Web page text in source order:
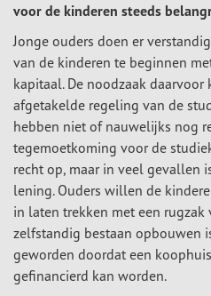
voor de kinderen steeds
Jonge ouders doen er
van de kinderen te beginnen
kapitaal. De noodzaak
afgetakelde regeling van de
hebben niet of nauwelijks nog
tegemoetkoming voor de
recht op, maar in veel gevallen
lening. Ouders willen de
in laten trekken met een rugzak
zelfstandig bestaan opbouwen
geworden doordat een
gefinancierd kan worden.